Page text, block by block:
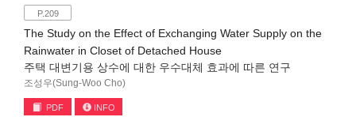
P.209
The Study on the Effect of Exchanging Water Supply on the
Rainwater in Closet of Detached House
주택 대변기용 상수에 대한 우수대체 효과에 따른 연구
조성우(Sung-Woo Cho)
PDF INFO